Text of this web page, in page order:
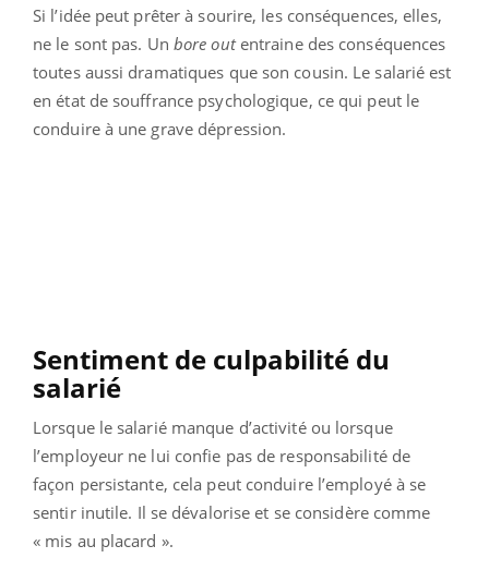
Si l’idée peut prêter à sourire, les conséquences, elles,
ne le sont pas. Un bore outentraine des conséquences
toutes aussi dramatiques que son cousin. Le salarié est
en état de souffrance psychologique, ce qui peut le
conduire à une grave dépression.
Sentiment de culpabilité du
salarié
Lorsque le salarié manque d’activité ou lorsque
l’employeur ne lui confie pas de responsabilité de
façon persistante, cela peut conduire l’employé à se
sentir inutile. Il se dévalorise et se considère comme
« mis au placard ».